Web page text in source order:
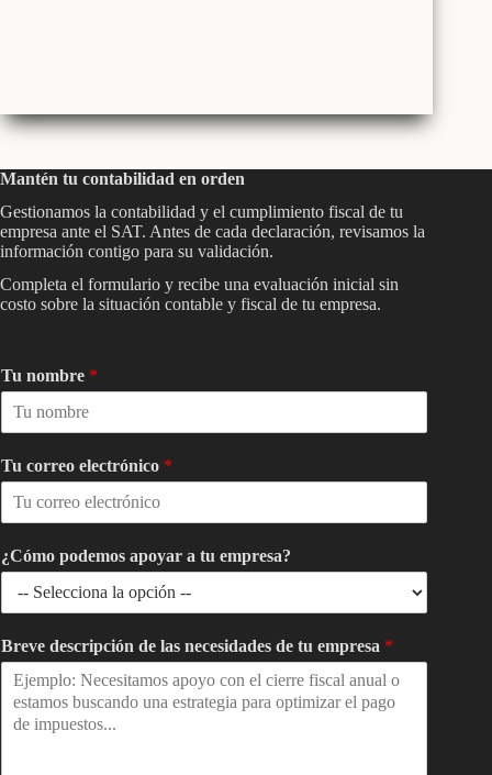
Mantén tu contabilidad en orden
Gestionamos la contabilidad y el cumplimiento fiscal de tu
empresa ante el SAT. Antes de cada declaración, revisamos la
información contigo para su validación.
Completa el formulario y recibe una evaluación inicial sin
costo sobre la situación contable y fiscal de tu empresa.
Tu nombre *
Tu correo electrónico *
¿Cómo podemos apoyar a tu empresa?
Breve descripción de las necesidades de tu empresa *